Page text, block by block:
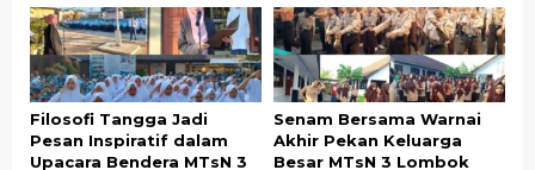
Filosofi Tangga Jadi
Pesan Inspiratif dalam
Upacara Bendera MTsN 3
Senam Bersama Warnai
Akhir Pekan Keluarga
Besar MTsN 3 Lombok